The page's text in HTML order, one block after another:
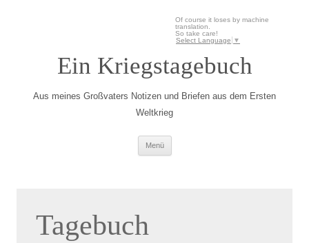
Of course it loses by machine
translation.
So take care!
Select Language ▼
Ein Kriegstagebuch
Aus meines Großvaters Notizen und Briefen aus dem Ersten
Weltkrieg
Menü
Tagebuch